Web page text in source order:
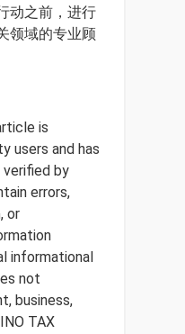
动之前，进行
领域的专业顾
is
users and has
by
errors,
or
informational
not
business,
TAX